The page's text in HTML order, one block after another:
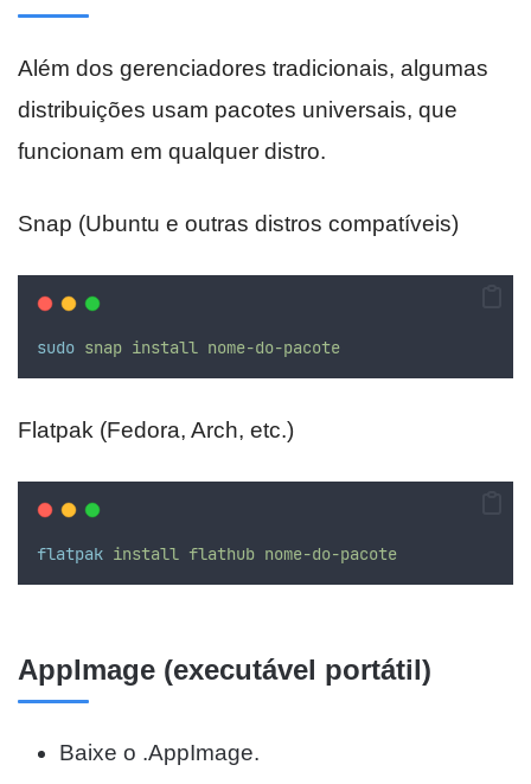
Além dos gerenciadores tradicionais, algumas
distribuições usam pacotes universais, que
funcionam em qualquer distro.
Snap (Ubuntu e outras distros compatíveis)
sudo snap install nome-do-pacote
Flatpak (Fedora, Arch, etc.)
flatpak install flathub nome-do-pacote
AppImage (executável portátil)
Baixe o .AppImage.